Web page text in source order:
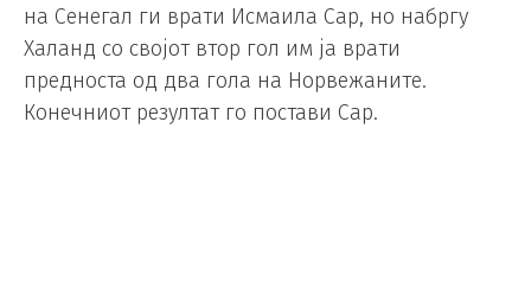
на Сенегал ги врати Исмаила Сар, но набргу
Халанд со својот втор гол им ја врати
предноста од два гола на Норвежаните.
Конечниот резултат го постави Сар.